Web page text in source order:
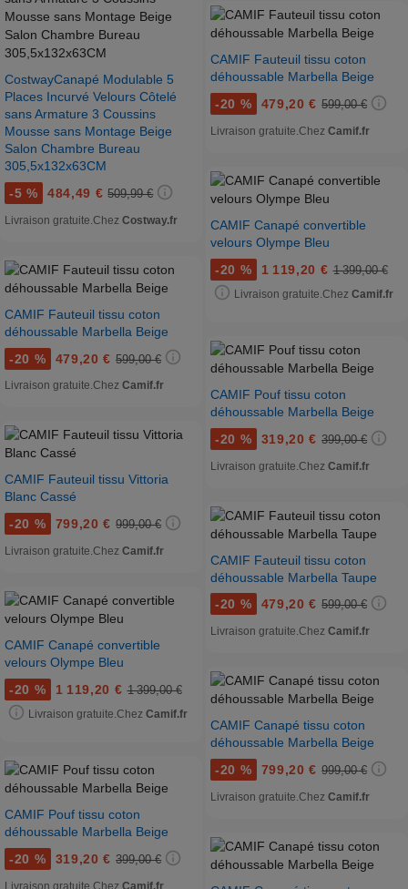
CostwayCanapé Modulable 5
Places Incurvé Velours Côtelé
sans Armature 3 Coussins
Mousse sans Montage Beige
Salon Chambre Bureau
305,5x132x63CM
-5 % 484,49 € 509,99 €
Livraison gratuite. Chez Costway.fr
CAMIF Fauteuil tissu coton
déhoussable Marbella Beige
-20 % 479,20 € 599,00 €
Livraison gratuite.Chez Camif.fr
CAMIF Fauteuil tissu Vittoria
Blanc Cassé
-20 % 799,20 € 999,00 €
Livraison gratuite.Chez Camif.fr
CAMIF Canapé convertible
velours Olympe Bleu
-20 % 1 119,20 € 1 399,00 €
Livraison gratuite.Chez Camif.fr
CAMIF Pouf tissu coton
déhoussable Marbella Beige
-20 % 319,20 € 399,00 €
Livraison gratuite. Chez Camif.fr
CAMIF Fauteuil tissu coton
déhoussable Marbella Beige
-20 % 479,20 € 599,00 €
Livraison gratuite.Chez Camif.fr
CAMIF Canapé convertible
velours Olympe Bleu
-20 % 1 119,20 € 1 399,00 €
Livraison gratuite.Chez Camif.fr
CAMIF Pouf tissu coton
déhoussable Marbella Beige
-20 % 319,20 € 399,00 €
Livraison gratuite. Chez Camif.fr
CAMIF Fauteuil tissu coton
déhoussable Marbella Taupe
-20 % 479,20 € 599,00 €
Livraison gratuite.Chez Camif.fr
CAMIF Canapé tissu coton
déhoussable Marbella Beige
-20 % 799,20 € 999,00 €
Livraison gratuite.Chez Camif.fr